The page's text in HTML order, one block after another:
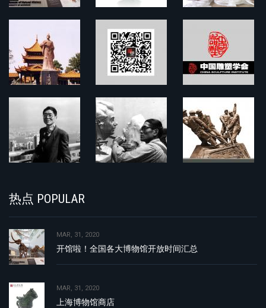
热点 POPULAR
MAR, 31, 2020
开馆啦！全国各大博物馆开放时间汇总
MAR, 31, 2020
上海博物馆商店